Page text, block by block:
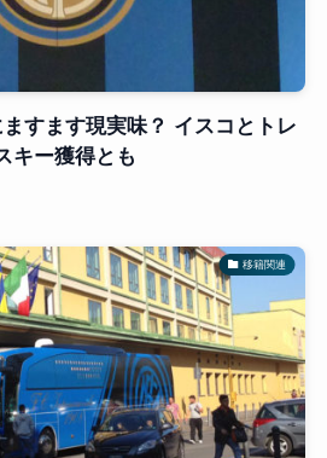
すます現実味？ イスコとトレ
キー獲得とも
移籍関連